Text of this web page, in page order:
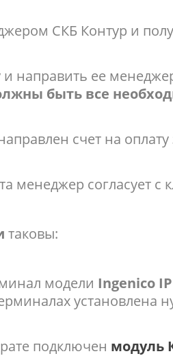
СКБ Контур и
и направить ее
быть все
счет на
менеджер согласует с
таковы:
модели Ingenico
подключен модуль